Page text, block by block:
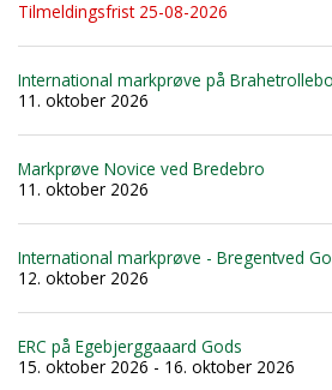
Tilmeldingsfrist 25-08-2026
International markprøve på
11. oktober 2026
Markprøve Novice ved Bredebro
11. oktober 2026
International markprøve - Bregentved
12. oktober 2026
ERC på Egebjerggaaard Gods
15. oktober 2026 - 16. oktober 2026